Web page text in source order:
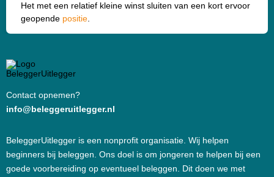
Het met een relatief kleine winst sluiten van een kort ervoor
geopende positie
Contact opnemen?
info@beleggeruitlegger.nl
BeleggerUitlegger is een nonprofit organisatie. Wij helpen
beginners bij beleggen. Ons doel is om jongeren te helpen bij een
goede voorbereiding op eventueel beleggen. Dit doen we met